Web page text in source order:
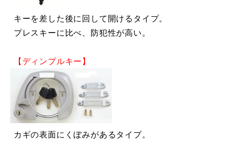
キーを差した後に回して開けるタイプ。
プレスキーに比べ、防犯性が高い。
【ディンプルキー】
カギの表面にくぼみがあるタイプ。